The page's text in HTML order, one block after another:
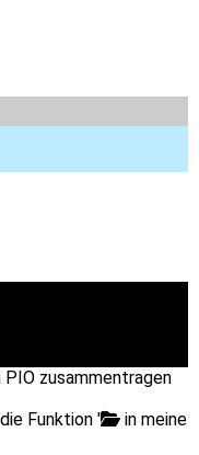
zusammentragen
Funktion '
in meine